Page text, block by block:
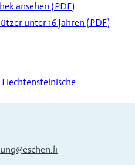
ansehen (PDF)
unter 16 Jahren (PDF)